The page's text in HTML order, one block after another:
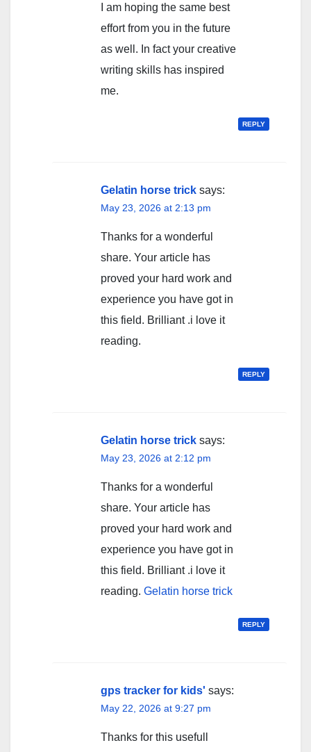
I am hoping the same best
effort from you in the future
as well. In fact your creative
writing skills has inspired
me.
REPLY
Gelatin horse trick says:
May 23, 2026 at 2:13 pm
Thanks for a wonderful
share. Your article has
proved your hard work and
experience you have got in
this field. Brilliant .i love it
reading.
REPLY
Gelatin horse trick says:
May 23, 2026 at 2:12 pm
Thanks for a wonderful
share. Your article has
proved your hard work and
experience you have got in
this field. Brilliant .i love it
reading. Gelatin horse trick
REPLY
gps tracker for kids' says:
May 22, 2026 at 9:27 pm
Thanks for this usefull